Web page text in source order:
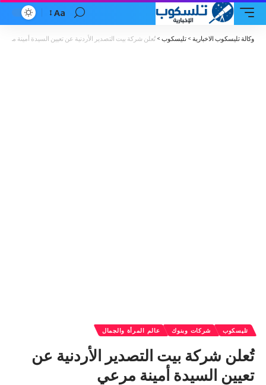
Font
Resizer
Aa
وكالة تليسكوب الاخبارية > تليسكوب > تُعلن شركة بيت التصدير الأردنية عن تعيين السيدة أمينة مرعي
تليسكوب شركات وبنوك عالم المرأة والجمال
تُعلن شركة بيت التصدير الأردنية عن
تعيين السيدة أمينة مرعي